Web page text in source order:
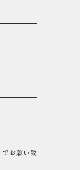
お願い致